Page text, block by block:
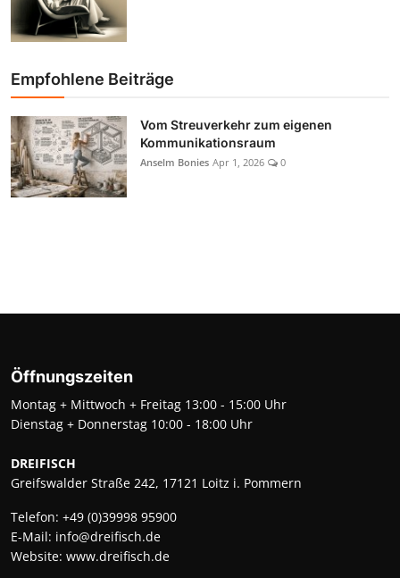
Empfohlene Beiträge
Vom Streuverkehr zum eigenen
Kommunikationsraum
Anselm Bonies Apr 1, 2026 0
Öffnungszeiten
Montag + Mittwoch + Freitag 13:00 - 15:00 Uhr
Dienstag + Donnerstag 10:00 - 18:00 Uhr
DREIFISCH
Greifswalder Straße 242, 17121 Loitz i. Pommern
Telefon: +49 (0)39998 95900
E-Mail: info@dreifisch.de
Website: www.dreifisch.de